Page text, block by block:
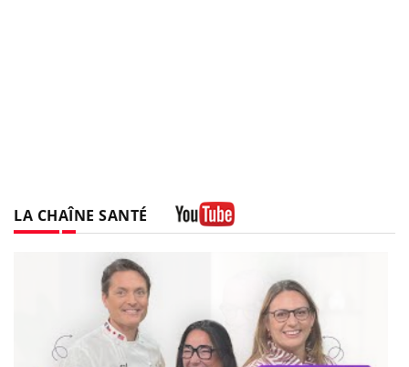
LA CHAÎNE SANTÉ